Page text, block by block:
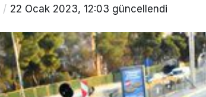
22 Ocak 2023, 12:03 güncellendi